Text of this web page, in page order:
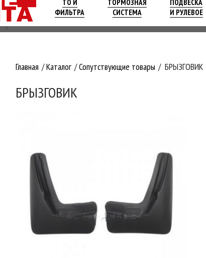
ТО И
ФИЛЬТРА
ТОРМОЗНАЯ
СИСТЕМА
ПОДВЕСКА
И РУЛЕВОЕ
Главная Каталог Сопутствующие товары БРЫЗГОВИК
БРЫЗГОВИК